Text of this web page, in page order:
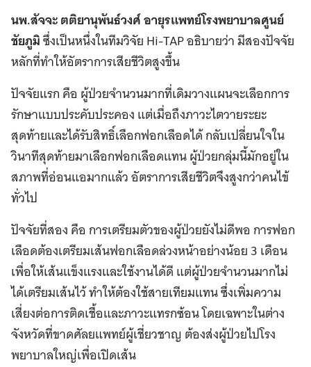
นพ.สัจจะ ตติยานุพันธ์วงศ์ อายุรแพทย์โรงพยาบาลศูนย์
ชัยภูมิซึ่งเป็นหนึ่งในทีมวิจัย Hi-TAP อธิบายว่า มีสองปัจจัย
หลักที่ทำให้อัตราการเสียชีวิตสูงขึ้น
ปัจจัยแรก คือ ผู้ป่วยจำนวนมากที่เดิมวางแผนจะเลือกการ
รักษาแบบประคับประคอง แต่เมื่อถึงภาวะไตวายระยะ
สุดท้ายและได้รับสิทธิ์เลือกฟอกเลือดได้ กลับเปลี่ยนใจใน
วินาทีสุดท้ายมาเลือกฟอกเลือดแทน ผู้ป่วยกลุ่มนี้มักอยู่ใน
สภาพที่อ่อนแอมากแล้ว อัตราการเสียชีวิตจึงสูงกว่าคนไข้
ทั่วไป
ปัจจัยที่สอง คือ การเตรียมตัวของผู้ป่วยยังไม่ดีพอ การฟอก
เลือดต้องเตรียมเส้นฟอกเลือดล่วงหน้าอย่างน้อย 3 เดือน
เพื่อให้เส้นแข็งแรงและใช้งานได้ดี แต่ผู้ป่วยจำนวนมากไม่
ได้เตรียมเส้นไว้ ทำให้ต้องใช้สายเทียมแทน ซึ่งเพิ่มความ
เสี่ยงต่อการติดเชื้อและภาวะแทรกซ้อน โดยเฉพาะในต่าง
จังหวัดที่ขาดศัลยแพทย์ผู้เชี่ยวชาญ ต้องส่งผู้ป่วยไปโรง
พยาบาลใหญ่เพื่อเปิดเส้น